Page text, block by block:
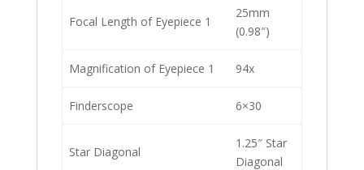
Focal Length of Eyepiece 1
25mm
(0.98″)
Magnification of Eyepiece 1 94x
Finderscope 6×30
Star Diagonal
1.25″ Star
Diagonal